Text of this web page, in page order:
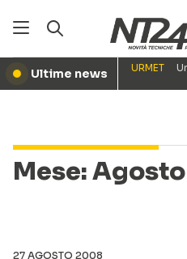
● Ultime news URMET
Mese:
27 AGOSTO 2008